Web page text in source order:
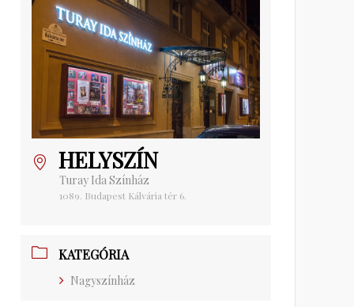
HELYSZÍN
Turay Ida Színház
1089. Budapest Kálvária tér 6.
KATEGÓRIA
Nagyszínház